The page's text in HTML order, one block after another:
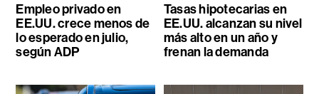
Empleo privado en
EE.UU. crece menos de
lo esperado en julio,
según ADP
Tasas hipotecarias en
EE.UU. alcanzan su nivel
más alto en un año y
frenan la demanda